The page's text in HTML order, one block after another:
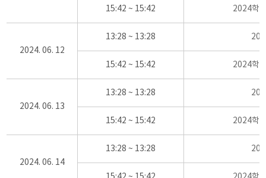
15:42 ~ 15:42 2024학
2024. 06. 12
13:28 ~ 13:28
15:42 ~ 15:42 2024학
2024. 06. 13
13:28 ~ 13:28
15:42 ~ 15:42 2024학
2024. 06. 14
13:28 ~ 13:28